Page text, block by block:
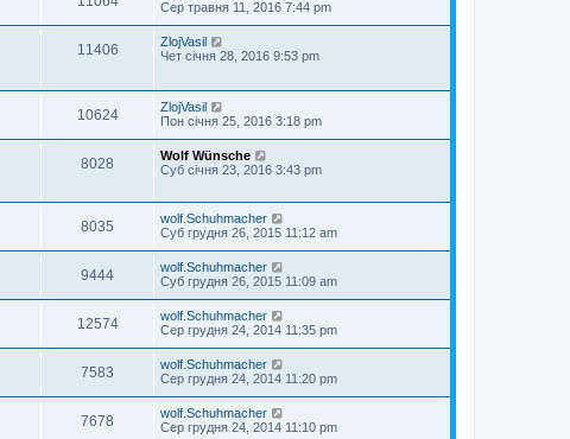
Сер травня 11, 2016 7:44 pm
11406
ZlojVasil
Чет січня 28, 2016 9:53 pm
10624
ZlojVasil
Пон січня 25, 2016 3:18 pm
8028
Wolf Wünsche
Суб січня 23, 2016 3:43 pm
8035
wolf.Schuhmacher
Суб грудня 26, 2015 11:12 am
9444
wolf.Schuhmacher
Суб грудня 26, 2015 11:09 am
12574
wolf.Schuhmacher
Сер грудня 24, 2014 11:35 pm
7583
wolf.Schuhmacher
Сер грудня 24, 2014 11:20 pm
7678
wolf.Schuhmacher
Сер грудня 24, 2014 11:10 pm